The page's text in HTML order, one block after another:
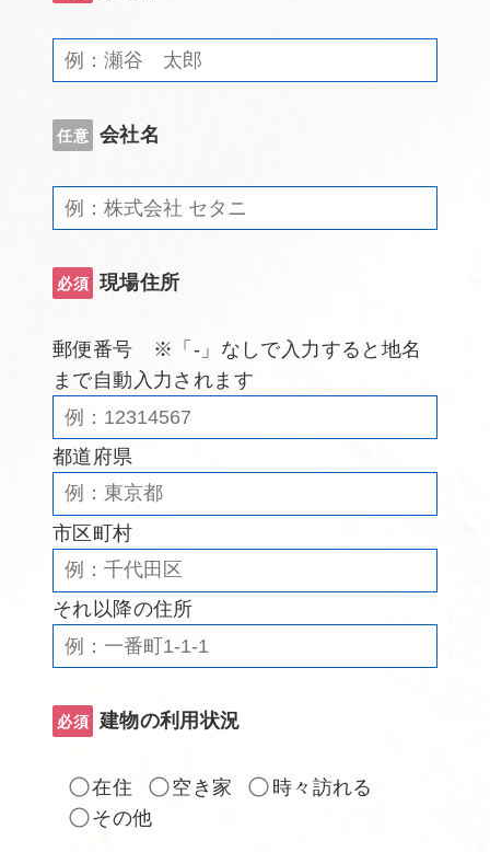
任意 会社名
必須 現場住所
郵便番号 ※「-」なしで入力すると地名
まで自動入力されます
都道府県
市区町村
それ以降の住所
必須 建物の利用状況
在住 空き家
時々訪れる
その他